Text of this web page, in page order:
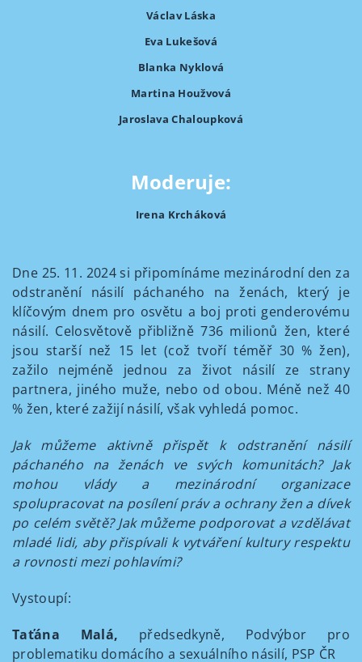
Václav Láska
Eva Lukešová
Blanka Nyklová
Martina Houžvová
Jaroslava Chaloupková
Moderuje:
Irena Krcháková
Dne 25. 11. 2024 si připomínáme mezinárodní den za
odstranění násilí páchaného na ženách, který je
klíčovým dnem pro osvětu a boj proti genderovému
násilí. Celosvětově přibližně 736 milionů žen, které
jsou starší než 15 let (což tvoří téměř 30 % žen),
zažilo nejméně jednou za život násilí ze strany
partnera, jiného muže, nebo od obou. Méně než 40
% žen, které zažijí násilí, však vyhledá pomoc.
Jak můžeme aktivně přispět k odstranění násilí
páchaného na ženách ve svých komunitách? Jak
mohou vlády a mezinárodní organizace
spolupracovat na posílení práv a ochrany žen a dívek
po celém světě? Jak můžeme podporovat a vzdělávat
mladé lidi, aby přispívali k vytváření kultury respektu
a rovnosti mezi pohlavími?
Vystoupí:
Taťána Malá, předsedkyně, Podvýbor pro
problematiku domácího a sexuálního násilí, PSP ČR